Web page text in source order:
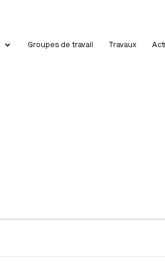
Groupes de travail Travaux